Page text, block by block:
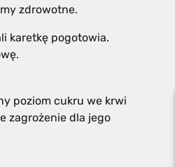
zdrowotne.
karetkę pogotowia.
poziom cukru we krwi
zagrożenie dla jego